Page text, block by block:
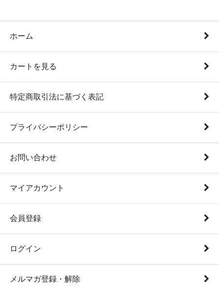
ホーム
カートを見る
特定商取引法に基づく表記
プライバシーポリシー
お問い合わせ
マイアカウント
会員登録
ログイン
メルマガ登録・解除